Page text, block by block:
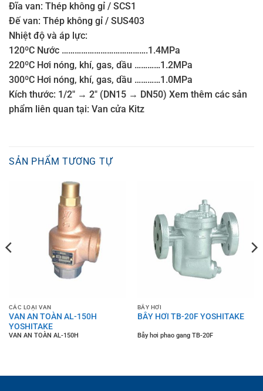
Đĩa van: Thép không gỉ / SCS1
Đế van: Thép không gỉ / SUS403
Nhiệt độ và áp lực:
120ºC Nước ………………………………….1.4MPa
220ºC Hơi nóng, khí, gas, dầu …………1.2MPa
300ºC Hơi nóng, khí, gas, dầu …………1.0MPa
Kích thước: 1/2″ → 2″ (DN15 → DN50) Xem thêm các sản
phẩm liên quan tại: Van cửa Kitz
SẢN PHẨM TƯƠNG TỰ
CÁC LOẠI VAN
VAN AN TOÀN AL-150H
YOSHITAKE
VAN AN TOÀN AL-150H
BẪY HƠI
BẪY HƠI TB-20F YOSHITAKE
Bẫy hơi phao gang TB-20F